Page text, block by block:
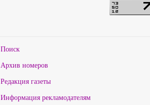
Поиск
Архив номеров
Редакция газеты
Информация рекламодателям